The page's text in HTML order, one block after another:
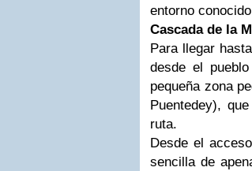
entorno
Cascada de la
Para llegar
desde el
pequeña zona
Puentedey),
ruta.
Desde el
sencilla de